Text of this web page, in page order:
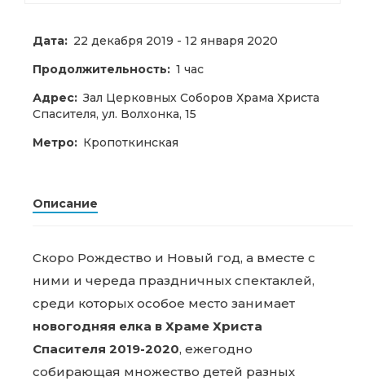
Дата: 22 декабря 2019 - 12 января 2020
Продолжительность: 1 час
Адрес: Зал Церковных Соборов Храма Христа
Спасителя, ул. Волхонка, 15
Метро: Кропоткинская
Описание
Скоро Рождество и Новый год, а вместе с
ними и череда праздничных спектаклей,
среди которых особое место занимает
новогодняя елка в Храме Христа
Спасителя 2019-2020, ежегодно
собирающая множество детей разных